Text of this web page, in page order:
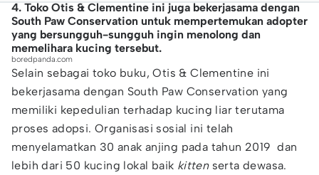
4. Toko Otis & Clementine ini juga bekerjasama dengan
South Paw Conservation untuk mempertemukan adopter
yang bersungguh-sungguh ingin menolong dan
memelihara kucing tersebut.
boredpanda.com
Selain sebagai toko buku, Otis & Clementine ini
bekerjasama dengan South Paw Conservation yang
memiliki kepedulian terhadap kucing liar terutama
proses adopsi. Organisasi sosial ini telah
menyelamatkan 30 anak anjing pada tahun 2019 dan
lebih dari 50 kucing lokal baik kitten serta dewasa.